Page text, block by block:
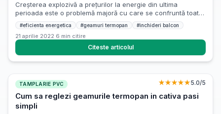
Creșterea explozivă a prețurilor la energie din ultima
perioada este o problemă majoră cu care se confruntă toate
țările din lume, iar măsurile luate de autorități pentru a
diminua impactul asupra populației sunt cel mai probabil
temporare și nesustenabile pe termen lung. Cea mai
importantă metodă de luptă împotriva acestor probleme este
de a crește […]
#eficienta energetica #geamuri termopan #inchideri balcon
21 aprilie 2022·6 min citire
Citeste articolul
TAMPLARIE PVC ★★★★★5.0/5
Cum sa reglezi geamurile termopan in cativa pasi
simpli